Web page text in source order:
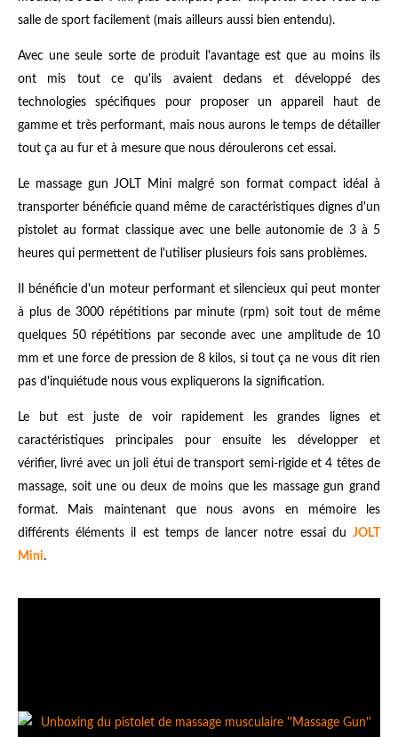
salle de sport facilement (mais ailleurs aussi bien entendu).
Avec une seule sorte de produit l'avantage est que au moins ils
ont mis tout ce qu'ils avaient dedans et développé des
technologies spécifiques pour proposer un appareil haut de
gamme et très performant, mais nous aurons le temps de détailler
tout ça au fur et à mesure que nous déroulerons cet essai.
Le massage gun JOLT Mini malgré son format compact idéal à
transporter bénéficie quand même de caractéristiques dignes d'un
pistolet au format classique avec une belle autonomie de 3 à 5
heures qui permettent de l'utiliser plusieurs fois sans problèmes.
Il bénéficie d'un moteur performant et silencieux qui peut monter
à plus de 3000 répétitions par minute (rpm) soit tout de même
quelques 50 répétitions par seconde avec une amplitude de 10
mm et une force de pression de 8 kilos, si tout ça ne vous dit rien
pas d'inquiétude nous vous expliquerons la signification.
Le but est juste de voir rapidement les grandes lignes et
caractéristiques principales pour ensuite les développer et
vérifier, livré avec un joli étui de transport semi-rigide et 4 têtes de
massage, soit une ou deux de moins que les massage gun grand
format. Mais maintenant que nous avons en mémoire les
différents éléments il est temps de lancer notre essai du JOLT
Mini.